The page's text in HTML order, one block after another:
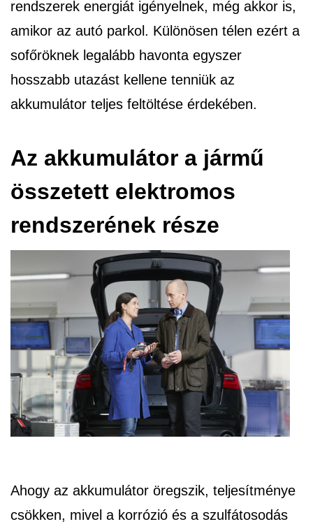
rendszerek energiát igényelnek, még akkor is,
amikor az autó parkol. Különösen télen ezért a
sofőröknek legalább havonta egyszer
hosszabb utazást kellene tenniük az
akkumulátor teljes feltöltése érdekében.
Az akkumulátor a jármű
összetett elektromos
rendszerének része
Ahogy az akkumulátor öregszik, teljesítménye
csökken, mivel a korrózió és a szulfátosodás